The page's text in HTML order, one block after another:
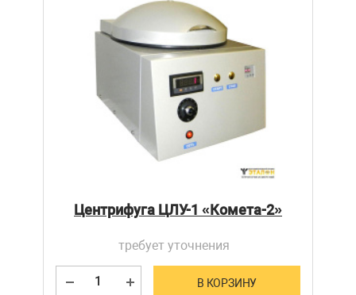
Центрифуга ЦЛУ-1 «Комета-2»
требует уточнения
В КОРЗИНУ